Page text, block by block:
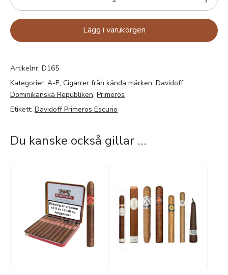
Lägg i varukorgen
Artikelnr: D165
Kategorier: A-E, Cigarrer från kända märken, Davidoff,
Dominikanska Republiken, Primeros
Etikett: Davidoff Primeros Escurio
Du kanske också gillar …